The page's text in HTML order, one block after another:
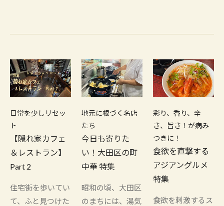
日常を少しリセッ
ト
【隠れ家カフェ
＆レストラン】
Part 2
住宅街を歩いてい
て、ふと見つけた
地元に根づく名店
たち
今日も寄りた
い！大田区の町
中華 特集
昭和の頃、大田区
のまちには、湯気
彩り、香り、辛
さ、旨さ！が病み
つきに！
食欲を直撃する
アジアングルメ
特集
食欲を刺激するス